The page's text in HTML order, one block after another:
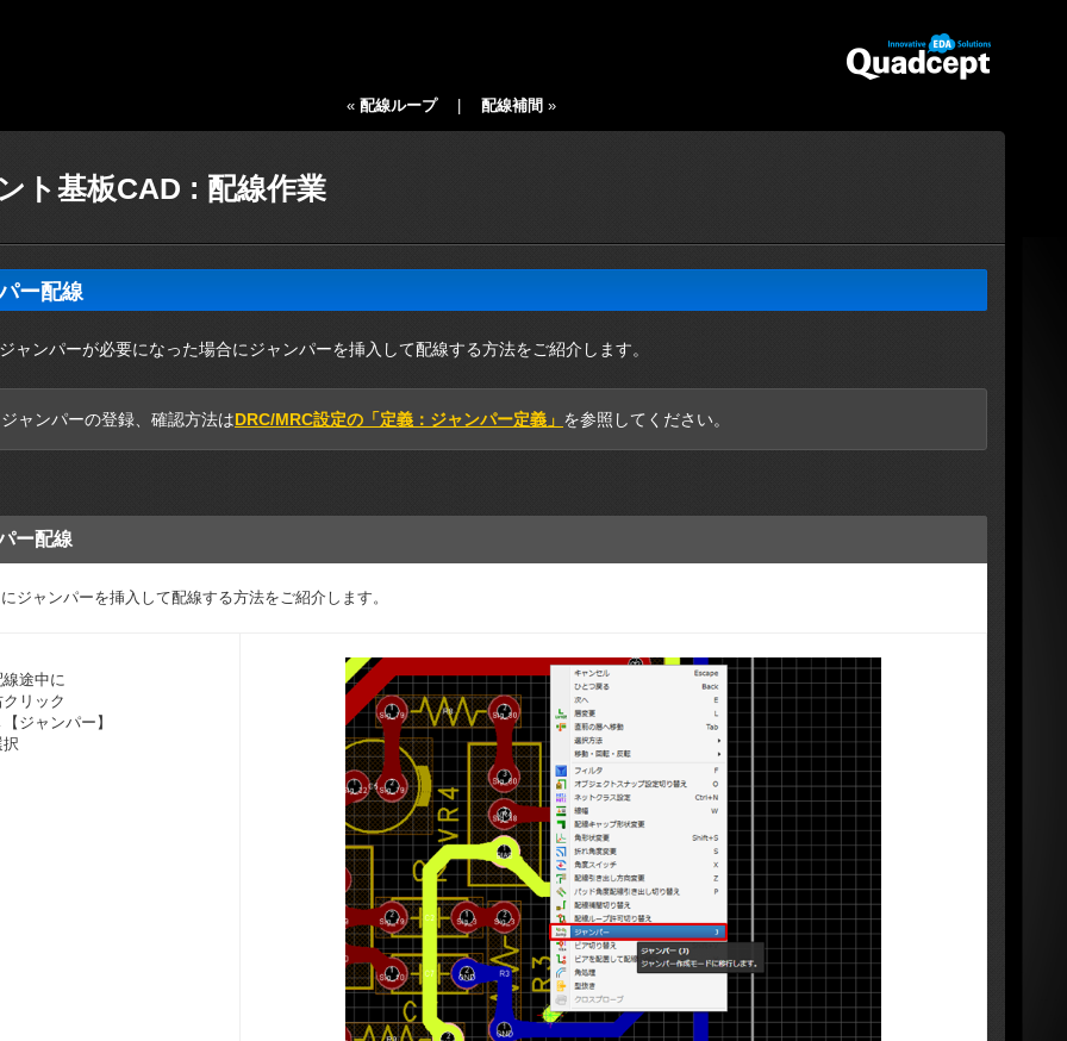
« 配線ループ| 配線補間 »
ト基板CAD : 配線作業
ー配線
ャンパーが必要になった場合にジャンパーを挿入して配線する方法をご紹介します。
ャンパーの登録、確認方法はDRC/MRC設定の「定義：ジャンパー定義」 を参照してください。
ー配線
ジャンパーを挿入して配線する方法をご紹介します。
線途中に
クリック
ジャンパー】
択